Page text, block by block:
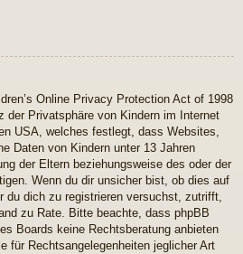
Online Privacy Protection Act of 1998
der Privatsphäre von Kindern im Internet
USA, welches festlegt, dass Websites,
Daten von Kindern unter 13 Jahren
der Eltern beziehungsweise des oder der
Wenn du dir unsicher bist, ob dies auf
du dich zu registrieren versuchst, zutrifft,
zu Rate. Bitte beachte, dass phpBB
Boards keine Rechtsberatung anbieten
für Rechtsangelegenheiten jeglicher Art